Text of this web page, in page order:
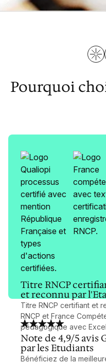
Pourquoi
Titre RNCP
et reconnu par
Titre RNCP certifiant et
RNCP et France
pédagogique avec
Note de 4,9/5 avis
par les Etudiants
Bénéficiez de la